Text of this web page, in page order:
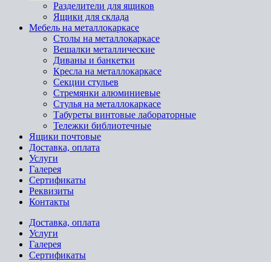
Разделители для ящиков
Ящики для склада
Мебель на металлокаркасе
Cтолы на металлокаркасе
Вешалки металлические
Диваны и банкетки
Кресла на металлокаркасе
Секции стульев
Стремянки алюминиевые
Стулья на металлокаркасе
Табуреты винтовые лабораторные
Тележки библиотечные
Ящики почтовые
Доставка, оплата
Услуги
Галерея
Сертификаты
Реквизиты
Контакты
Доставка, оплата
Услуги
Галерея
Сертификаты